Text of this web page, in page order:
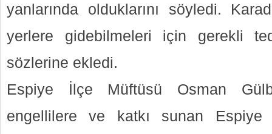
yanlarında olduklarını söyledi.
yerlere gidebilmeleri için gerekli
sözlerine ekledi.
Espiye İlçe Müftüsü Osman
engellilere ve katkı sunan Espiye